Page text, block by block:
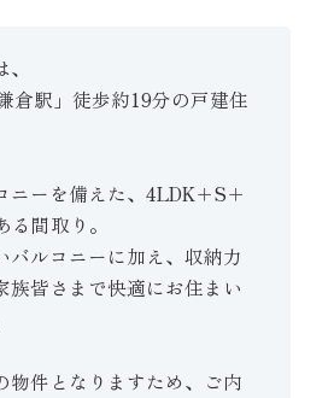
倉駅」徒歩約19分の戸建住
ニーを備えた、4LDK＋S＋
間取り。
バルコニーに加え、収納力
族皆さまで快適にお住まい
物件となりますため、ご内